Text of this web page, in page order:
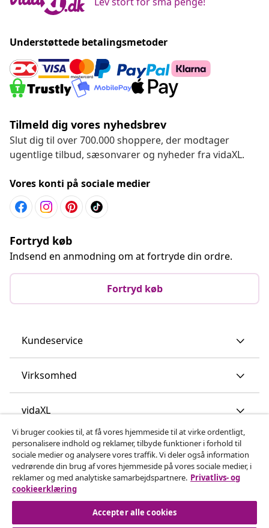
Understøttede betalingsmetoder
Tilmeld dig vores nyhedsbrev
Slut dig til over 700.000 shoppere, der modtager
ugentlige tilbud, sæsonvarer og nyheder fra vidaXL.
Vores konti på sociale medier
Fortryd køb
Indsend en anmodning om at fortryde din ordre.
Fortryd køb
Kundeservice
Virksomhed
vidaXL
Opdag mere
Vi bruger cookies til, at få vores hjemmeside til at virke ordentligt,
personalisere indhold og reklamer, tilbyde funktioner i forhold til
sociale medier og analysere vores traffik. Vi deler også information
vedrørende din brug af vores hjemmeside på vores sociale medier, i
reklamer og med analytiske samarbejdspartnere. Privatlivs- og
cookieerklæring
Accepter alle cookies